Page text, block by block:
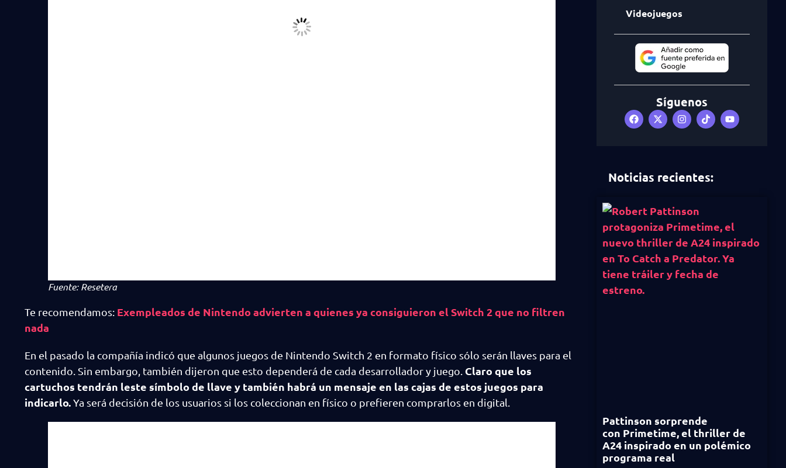
Fuente: Resetera
Te recomendamos: Exempleados de Nintendo advierten a quienes ya consiguieron el Switch 2 que no filtren
nada
En el pasado la compañía indicó que algunos juegos de Nintendo Switch 2 en formato físico sólo serán llaves para el
contenido. Sin embargo, también dijeron que esto dependerá de cada desarrollador y juego. Claro que los
cartuchos tendrán leste símbolo de llave y también habrá un mensaje en las cajas de estos juegos para
indicarlo.Ya será decisión de los usuarios si los coleccionan en físico o prefieren comprarlos en digital.
Videojuegos
Síguenos
Noticias recientes:
Pattinson sorprende
con Primetime, el thriller de
A24 inspirado en un polémico
programa real